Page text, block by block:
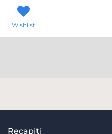
Wishlist
Recapiti